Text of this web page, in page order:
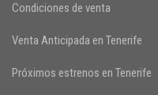
Condiciones de venta
Venta Anticipada en Tenerife
Próximos estrenos en Tenerife